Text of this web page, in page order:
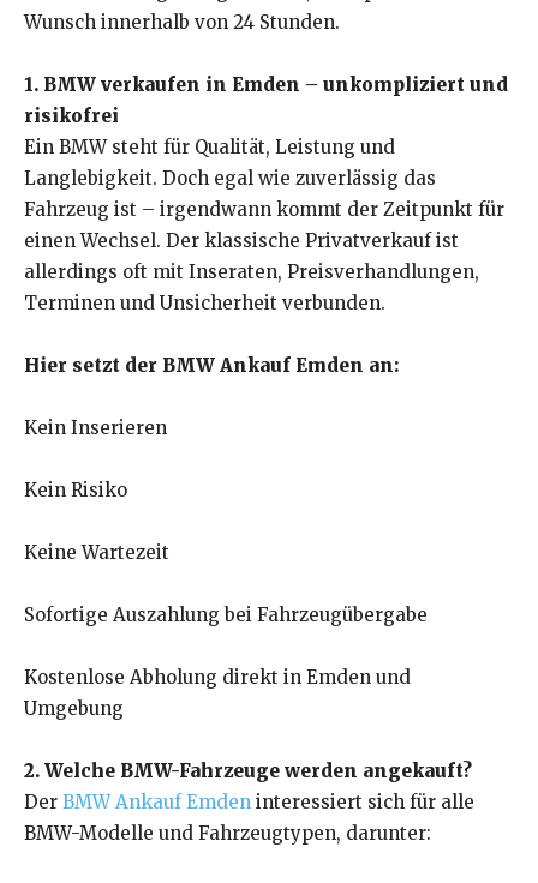
Wunsch innerhalb von 24 Stunden.
1. BMW verkaufen in Emden – unkompliziert und
risikofrei
Ein BMW steht für Qualität, Leistung und
Langlebigkeit. Doch egal wie zuverlässig das
Fahrzeug ist – irgendwann kommt der Zeitpunkt für
einen Wechsel. Der klassische Privatverkauf ist
allerdings oft mit Inseraten, Preisverhandlungen,
Terminen und Unsicherheit verbunden.
Hier setzt der BMW Ankauf Emden an:
Kein Inserieren
Kein Risiko
Keine Wartezeit
Sofortige Auszahlung bei Fahrzeugübergabe
Kostenlose Abholung direkt in Emden und
Umgebung
2. Welche BMW-Fahrzeuge werden angekauft?
Der BMW Ankauf Emden interessiert sich für alle
BMW-Modelle und Fahrzeugtypen, darunter: